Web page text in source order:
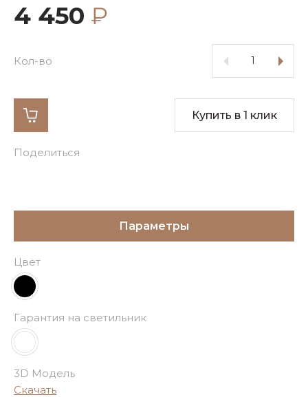
4 450 ₽
Кол-во
Купить в 1 клик
Поделиться
Параметры
Цвет
Гарантия на светильник
3D Модель
Скачать